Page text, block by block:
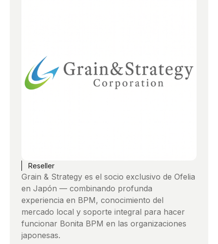
Reseller
Grain & Strategy es el socio exclusivo de Ofelia
en Japón — combinando profunda
experiencia en BPM, conocimiento del
mercado local y soporte integral para hacer
funcionar Bonita BPM en las organizaciones
japonesas.